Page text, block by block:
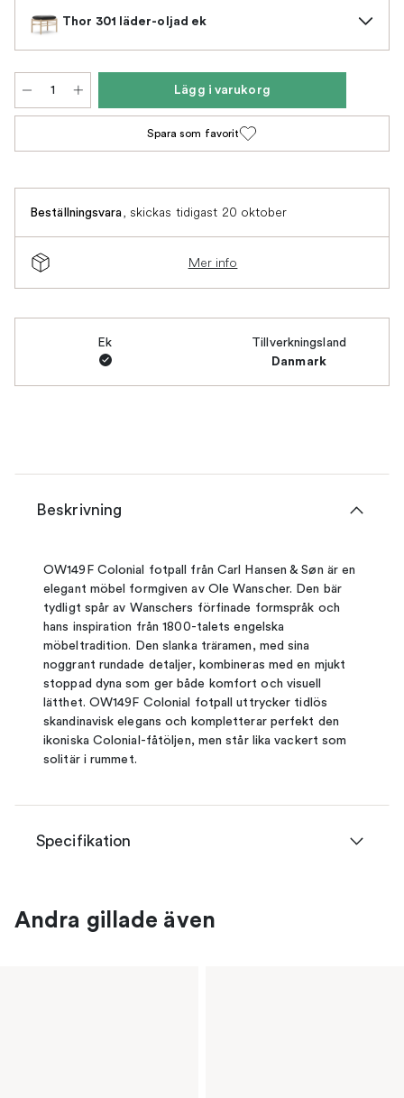
Thor 301 läder-oljad ek
Lägg i varukorg
Spara som favorit
Beställningsvara, skickas tidigast 20 oktober
Mer info
Ek Tillverkningsland
Danmark
Beskrivning
OW149F Colonial fotpall från Carl Hansen & Søn är en
elegant möbel formgiven av Ole Wanscher. Den bär
tydligt spår av Wanschers förfinade formspråk och
hans inspiration från 1800-talets engelska
möbeltradition. Den slanka träramen, med sina
noggrant rundade detaljer, kombineras med en mjukt
stoppad dyna som ger både komfort och visuell
lätthet. OW149F Colonial fotpall uttrycker tidlös
skandinavisk elegans och kompletterar perfekt den
ikoniska Colonial-fåtöljen, men står lika vackert som
solitär i rummet.
Specifikation
Andra gillade även